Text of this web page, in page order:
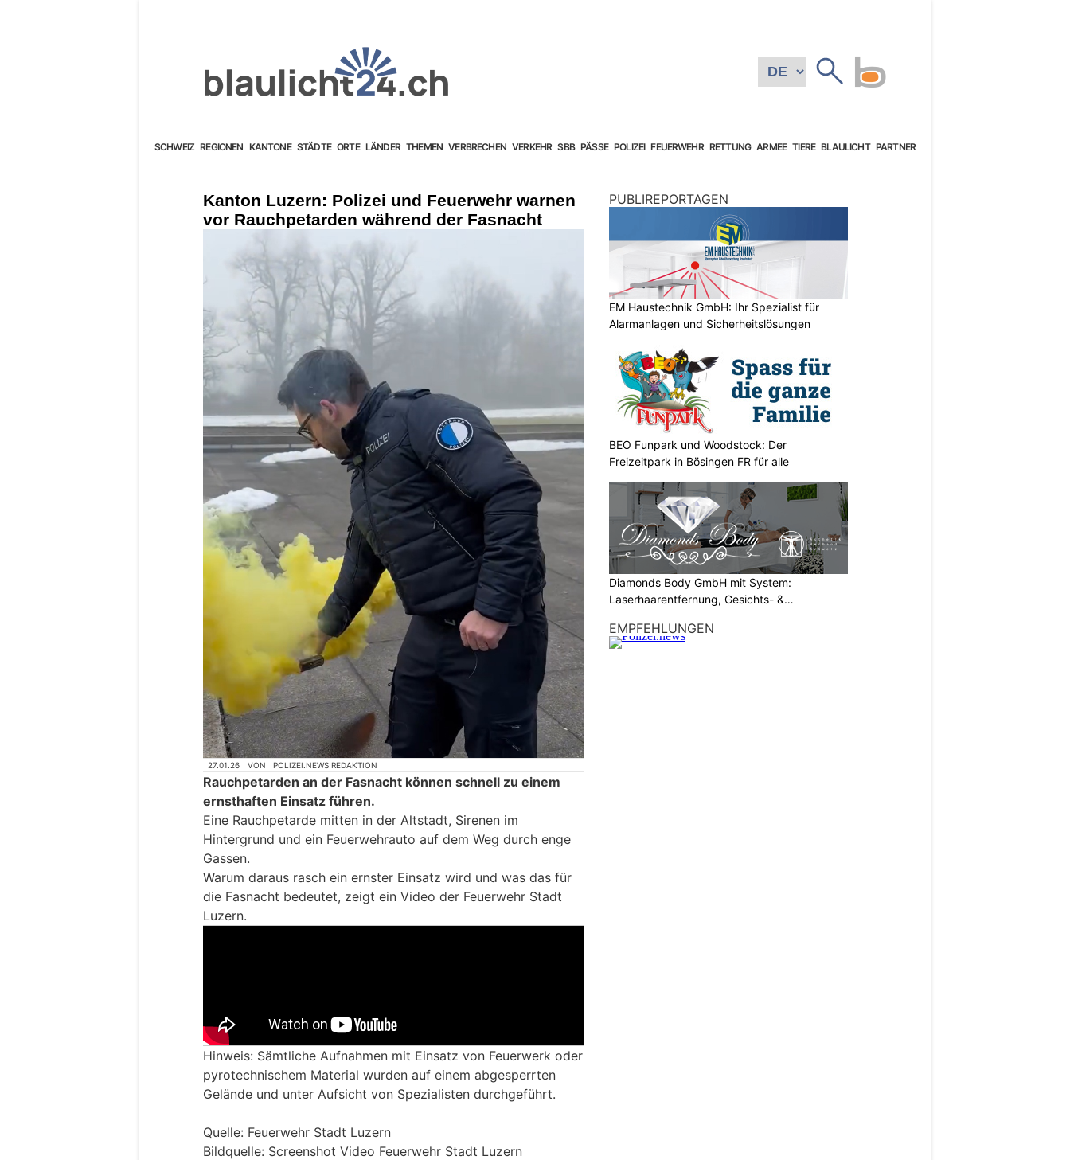
SCHWEIZ REGIONEN KANTONE STÄDTE ORTE LÄNDER THEMEN VERBRECHEN VERKEHR SBB PÄSSE POLIZEI FEUERWEHR RETTUNG ARMEE TIERE BLAULICHT PARTNER
Kanton Luzern: Polizei und Feuerwehr warnen
vor Rauchpetarden während der Fasnacht
27.01.26 VON POLIZEI.NEWS REDAKTION
Rauchpetarden an der Fasnacht können schnell zu einem
ernsthaften Einsatz führen.
Eine Rauchpetarde mitten in der Altstadt, Sirenen im
Hintergrund und ein Feuerwehrauto auf dem Weg durch enge
Gassen.
Warum daraus rasch ein ernster Einsatz wird und was das für
die Fasnacht bedeutet, zeigt ein Video der Feuerwehr Stadt
Luzern.
Hinweis: Sämtliche Aufnahmen mit Einsatz von Feuerwerk oder
pyrotechnischem Material wurden auf einem abgesperrten
Gelände und unter Aufsicht von Spezialisten durchgeführt.
Quelle: Feuerwehr Stadt Luzern
Bildquelle: Screenshot Video Feuerwehr Stadt Luzern
PUBLIREPORTAGEN
EM Haustechnik GmbH: Ihr Spezialist für
Alarmanlagen und Sicherheitslösungen
BEO Funpark und Woodstock: Der
Freizeitpark in Bösingen FR für alle
Diamonds Body GmbH mit System:
Laserhaarentfernung, Gesichts- &
EMPFEHLUNGEN